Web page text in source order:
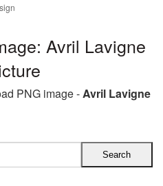
Avril Lavigne
PNG image -Avril Lavigne